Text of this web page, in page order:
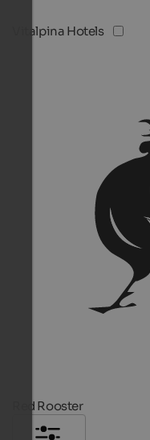
Vitalpina Hotels
Red Rooster